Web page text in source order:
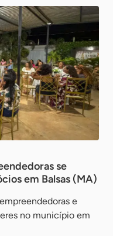
se
em Balsas (MA)
e
no município em